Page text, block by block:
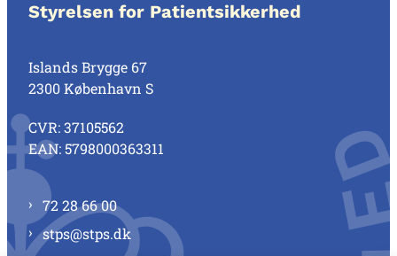
Styrelsen for Patientsikkerhed
Islands Brygge 67
2300 København S
CVR: 37105562
EAN: 5798000363311
72 28 66 00
stps@stps.dk